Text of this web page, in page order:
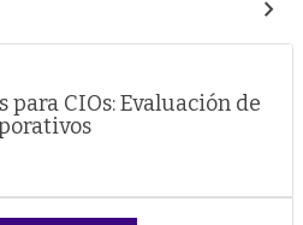
para CIOs: Evaluación de